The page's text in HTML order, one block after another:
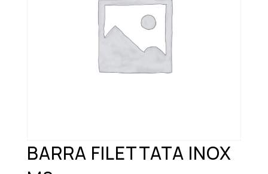
BARRA FILETTATA INOX